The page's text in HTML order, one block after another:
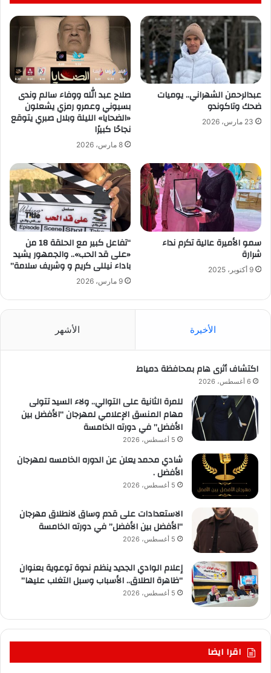
عبدالرحمن الشهراني.. يوميات
ضحك وتاكوندو
23 مارس، 2026
صلاح عبد الله ووفاء سالم وندى
بسيوني وعمرو رمزي يشعلون
«الضحايا» الليلة وبلال صبري يتوقع
نجاحًا كبيرًا
8 مارس، 2026
سمو الأميرة عالية تكرم نداء
شرارة
9 أكتوبر، 2025
“تفاعل كبير مع الحلقة 18 من
«على قد الحب».. والجمهور يشيد
باداء نيللى كريم و وشريف سلامة”
9 مارس، 2026
الأخيرة الأشهر
اكتشاف أثرى هام بمحافظة دمياط
6 أغسطس، 2026
للمرة الثانية على التوالي.. ولاء السيد تتولى
مهام المنسق الإعلامي لمهرجان “الأفضل بين
الأفضل” في دورته الخامسة
5 أغسطس، 2026
شادي محمد يعلن عن الدوره الخامسه لمهرجان
الأفضل .
5 أغسطس، 2026
الاستعدادات على قدم وساق لانطلاق مهرجان
“الأفضل بين الأفضل” في دورته الخامسة
5 أغسطس، 2026
إعلام الوادي الجديد ينظم ندوة توعوية بعنوان
“ظاهرة الطلاق.. الأسباب وسبل التغلب عليها”
5 أغسطس، 2026
اقرا ايضا